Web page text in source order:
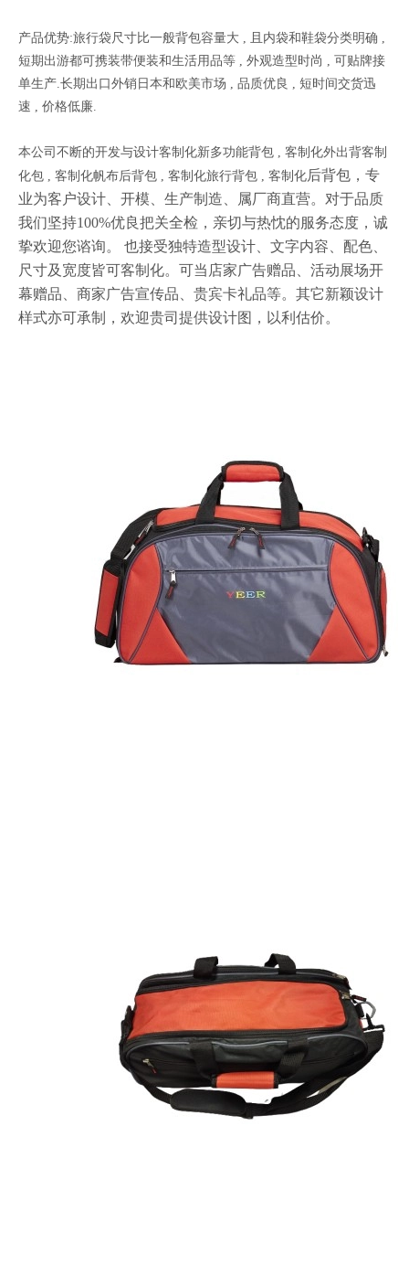
产品优势:旅行袋尺寸比一般背包容量大 , 且内袋和鞋袋分类明确 ,
短期出游都可携装带便装和生活用品等 , 外观造型时尚 , 可贴牌接
单生产.长期出口外销日本和欧美市场 , 品质优良 , 短时间交货迅
速 , 价格低廉.
本公司不断的开发与设计客制化新多功能背包 , 客制化外出背客制
化包 , 客制化帆布后背包 , 客制化旅行背包 , 客制化后背包，专
业为客户设计、开模、生产制造、属厂商直营。对于品质
我们坚持100%优良把关全检，亲切与热忱的服务态度，诚
挚欢迎您谘询。 也接受独特造型设计、文字内容、配色、
尺寸及宽度皆可客制化。可当店家广告赠品、活动展场开
幕赠品、商家广告宣传品、贵宾卡礼品等。其它新颖设计
样式亦可承制，欢迎贵司提供设计图，以利估价。